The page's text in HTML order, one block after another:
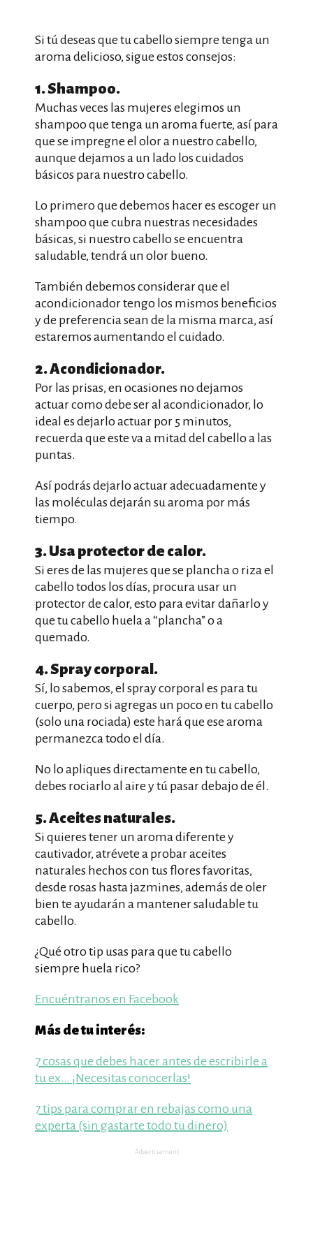
Si tú deseas que tu cabello siempre tenga un
aroma delicioso, sigue estos consejos:
1. Shampoo.
Muchas veces las mujeres elegimos un
shampoo que tenga un aroma fuerte, así para
que se impregne el olor a nuestro cabello,
aunque dejamos a un lado los cuidados
básicos para nuestro cabello.
Lo primero que debemos hacer es escoger un
shampoo que cubra nuestras necesidades
básicas, si nuestro cabello se encuentra
saludable, tendrá un olor bueno.
También debemos considerar que el
acondicionador tengo los mismos beneficios
y de preferencia sean de la misma marca, así
estaremos aumentando el cuidado.
2. Acondicionador.
Por las prisas, en ocasiones no dejamos
actuar como debe ser al acondicionador, lo
ideal es dejarlo actuar por 5 minutos,
recuerda que este va a mitad del cabello a las
puntas.
Así podrás dejarlo actuar adecuadamente y
las moléculas dejarán su aroma por más
tiempo.
3. Usa protector de calor.
Si eres de las mujeres que se plancha o riza el
cabello todos los días, procura usar un
protector de calor, esto para evitar dañarlo y
que tu cabello huela a “plancha” o a
quemado.
4. Spray corporal.
Sí, lo sabemos, el spray corporal es para tu
cuerpo, pero si agregas un poco en tu cabello
(solo una rociada) este hará que ese aroma
permanezca todo el día.
No lo apliques directamente en tu cabello,
debes rociarlo al aire y tú pasar debajo de él.
5. Aceites naturales.
Si quieres tener un aroma diferente y
cautivador, atrévete a probar aceites
naturales hechos con tus flores favoritas,
desde rosas hasta jazmines, además de oler
bien te ayudarán a mantener saludable tu
cabello.
¿Qué otro tip usas para que tu cabello
siempre huela rico?
Encuéntranos en Facebook
Más de tu interés:
7 cosas que debes hacer antes de escribirle a
tu ex… ¡Necesitas conocerlas!
7 tips para comprar en rebajas como una
experta (sin gastarte todo tu dinero)
Advertisement